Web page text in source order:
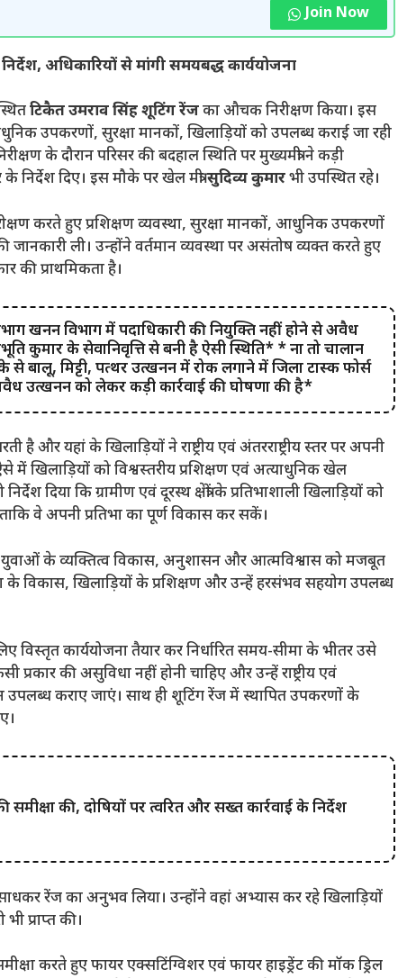
Join Now
अधिकारियों से मांगी समयबद्ध कार्ययोजना
टिकैत उमराव सिंह शूटिंग रेंजका औचक निरीक्षण किया। इस
उपकरणों, सुरक्षा मानकों, खिलाड़ियों को उपलब्ध कराई जा रही
के दौरान परिसर की बदहाल स्थिति पर मुख्यमंत्री ने कड़ी
दिए। इस मौके पर खेल मंत्रीसुदिव्य कुमारभी उपस्थित रहे।
करते हुए प्रशिक्षण व्यवस्था, सुरक्षा मानकों, आधुनिक उपकरणों
ली। उन्होंने वर्तमान व्यवस्था पर असंतोष व्यक्त करते हुए
की प्राथमिकता है।
खनन विभाग में पदाधिकारी की नियुक्ति नहीं होने से अवैध
कुमार के सेवानिवृत्ति से बनी है ऐसी स्थिति* * ना तो चालान
बालू, मिट्टी, पत्थर उत्खनन में रोक लगाने में जिला टास्क फोर्स
उत्खनन को लेकर कड़ी कार्रवाई की घोषणा की है*
और यहां के खिलाड़ियों ने राष्ट्रीय एवं अंतरराष्ट्रीय स्तर पर अपनी
में खिलाड़ियों को विश्वस्तरीय प्रशिक्षण एवं अत्याधुनिक खेल
दिया कि ग्रामीण एवं दूरस्थ क्षेत्रों के प्रतिभाशाली खिलाड़ियों को
वे अपनी प्रतिभा का पूर्ण विकास कर सकें।
युवाओं के व्यक्तित्व विकास, अनुशासन और आत्मविश्वास को मजबूत
विकास, खिलाड़ियों के प्रशिक्षण और उन्हें हरसंभव सहयोग उपलब्ध
विस्तृत कार्ययोजना तैयार कर निर्धारित समय-सीमा के भीतर उसे
प्रकार की असुविधा नहीं होनी चाहिए और उन्हें राष्ट्रीय एवं
कराए जाएं। साथ ही शूटिंग रेंज में स्थापित उपकरणों के
की, दोषियों पर त्वरित और सख्त कार्रवाई के निर्देश
रेंज का अनुभव लिया। उन्होंने वहां अभ्यास कर रहे खिलाड़ियों
प्राप्त की।
करते हुए फायर एक्सटिंग्विशर एवं फायर हाइड्रेंट की मॉक ड्रिल